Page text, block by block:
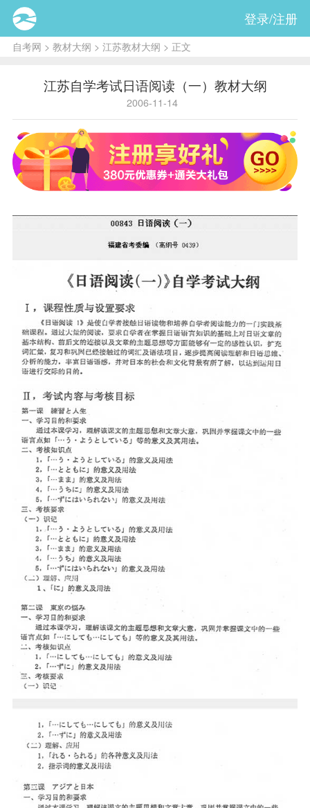
登录/注册
自考网 > 教材大纲 > 江苏教材大纲 > 正文
江苏自学考试日语阅读（一）教材大纲
2006-11-14